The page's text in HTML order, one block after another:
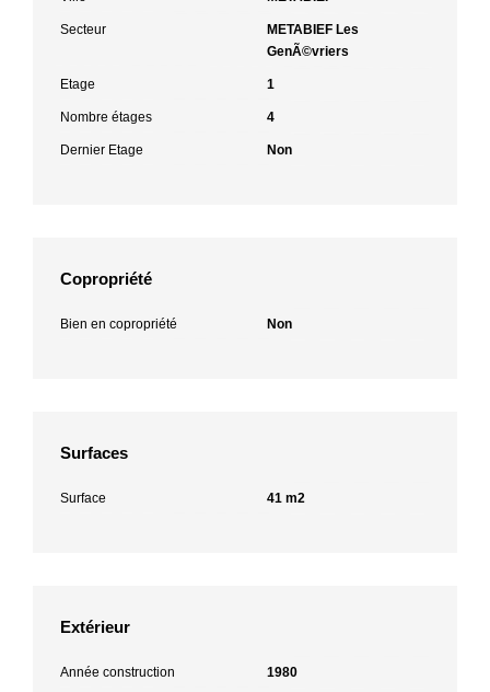
Secteur
METABIEF Les
GenÃ©vriers
Etage 1
Nombre étages 4
Dernier Etage Non
Copropriété
Bien en copropriété Non
Surfaces
Surface 41 m2
Extérieur
Année construction 1980